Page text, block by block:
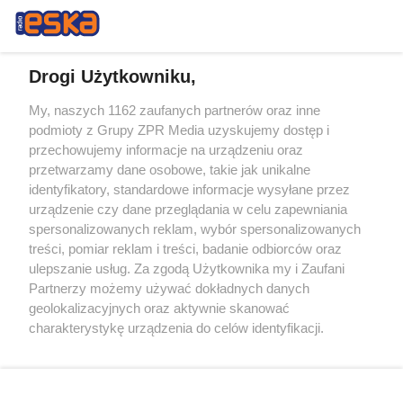
Żaden utwór zamieszczony w serwisie nie może być powielany i
rozpowszechniany lub dalej rozpowszechniany w jakikolwiek sposób (w
tym także elektroniczny lub mechaniczny) na jakimkolwiek polu
eksploatacji w jakiejkolwiek formie, włącznie z umieszczaniem w
Internecie bez pisemnej zgody właściciela praw. Jakiekolwiek użycie lub
wykorzystanie utworów w całości lub w części z naruszeniem prawa,
tzn. bez właściwej zgody, jest zabronione pod groźbą kary i może być
ścigane prawnie.
Drogi Użytkowniku,
My, naszych 1162 zaufanych partnerów oraz inne
podmioty z Grupy ZPR Media uzyskujemy dostęp i
przechowujemy informacje na urządzeniu oraz
przetwarzamy dane osobowe, takie jak unikalne
identyfikatory, standardowe informacje wysyłane przez
urządzenie czy dane przeglądania w celu zapewniania
spersonalizowanych reklam, wybór spersonalizowanych
treści, pomiar reklam i treści, badanie odbiorców oraz
ulepszanie usług. Za zgodą Użytkownika my i Zaufani
Partnerzy możemy używać dokładnych danych
geolokalizacyjnych oraz aktywnie skanować
charakterystykę urządzenia do celów identyfikacji.